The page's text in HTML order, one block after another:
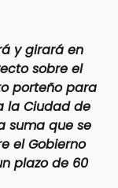
y girará en
sobre el
porteño para
la Ciudad de
suma que se
el Gobierno
plazo de 60